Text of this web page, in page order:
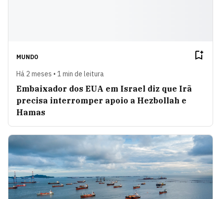
MUNDO
Há 2 meses • 1 min de leitura
Embaixador dos EUA em Israel diz que Irã
precisa interromper apoio a Hezbollah e
Hamas